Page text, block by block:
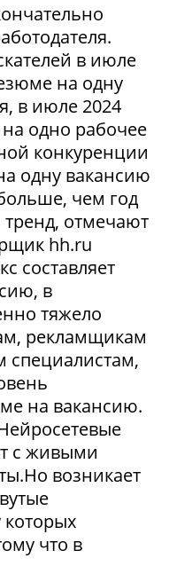
в июле
на одну
в июле 2024
одно рабочее
конкуренции
одну вакансию
чем год
тренд, отмечают
hh.ru
составляет
в
тяжело
рекламщикам
на вакансию.
с живыми
возникает
которых
что в